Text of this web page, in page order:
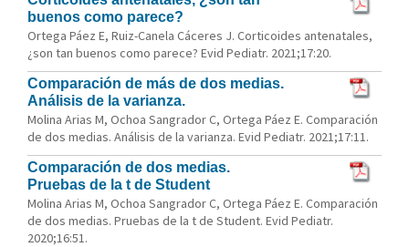
buenos como parece?
Ortega Páez E, Ruiz-Canela Cáceres J. Corticoides antenatales,
¿son tan buenos como parece? Evid Pediatr. 2021;17:20.
Comparación de más de dos medias.
Análisis de la varianza.
Molina Arias M, Ochoa Sangrador C, Ortega Páez E. Comparación
de dos medias. Análisis de la varianza. Evid Pediatr. 2021;17:11.
Comparación de dos medias.
Pruebas de la t de Student
Molina Arias M, Ochoa Sangrador C, Ortega Páez E. Comparación
de dos medias. Pruebas de la t de Student. Evid Pediatr.
2020;16:51.